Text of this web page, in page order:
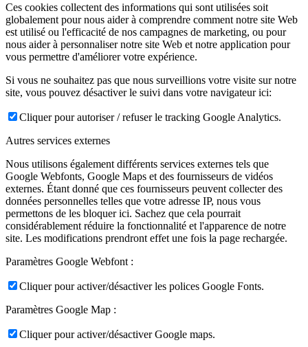
Ces cookies collectent des informations qui sont utilisées soit
globalement pour nous aider à comprendre comment notre site Web
est utilisé ou l'efficacité de nos campagnes de marketing, ou pour
nous aider à personnaliser notre site Web et notre application pour
vous permettre d'améliorer votre expérience.
Si vous ne souhaitez pas que nous surveillions votre visite sur notre
site, vous pouvez désactiver le suivi dans votre navigateur ici:
Cliquer pour autoriser / refuser le tracking Google Analytics.
Autres services externes
Nous utilisons également différents services externes tels que
Google Webfonts, Google Maps et des fournisseurs de vidéos
externes. Étant donné que ces fournisseurs peuvent collecter des
données personnelles telles que votre adresse IP, nous vous
permettons de les bloquer ici. Sachez que cela pourrait
considérablement réduire la fonctionnalité et l'apparence de notre
site. Les modifications prendront effet une fois la page rechargée.
Paramètres Google Webfont :
Cliquer pour activer/désactiver les polices Google Fonts.
Paramètres Google Map :
Cliquer pour activer/désactiver Google maps.